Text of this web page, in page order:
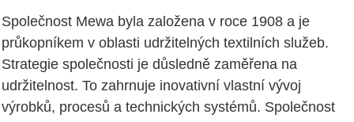
Společnost Mewa byla založena v roce 1908 a je
průkopníkem v oblasti udržitelných textilních služeb.
Strategie společnosti je důsledně zaměřena na
udržitelnost. To zahrnuje inovativní vlastní vývoj
výrobků, procesů a technických systémů. Společnost